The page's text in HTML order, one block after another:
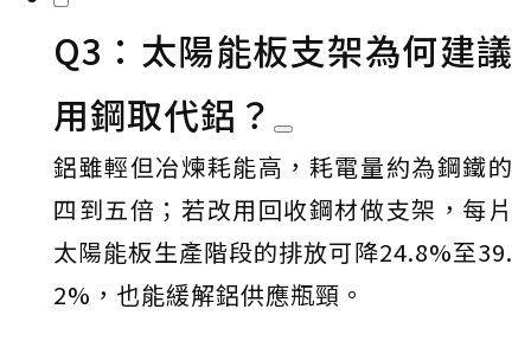
Q3：太陽能板支架為何建議
用鋼取代鋁？
鋁雖輕但冶煉耗能高，耗電量約為鋼鐵的
四到五倍；若改用回收鋼材做支架，每片
太陽能板生產階段的排放可降24.8%至39.
2%，也能緩解鋁供應瓶頸。